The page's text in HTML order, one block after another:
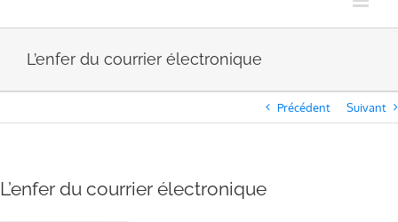
L’enfer du courrier électronique
Précédent Suivant
L’enfer du courrier électronique